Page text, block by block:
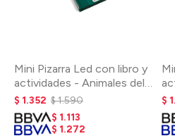
Mini Pizarra Led con libro y
actividades - Animales del
mundo
$ 1.352 $1.590
$ 1.113
$ 1.272
$